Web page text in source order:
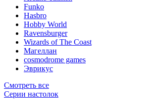
Funko
Hasbro
Hobby World
Ravensburger
Wizards of The Coast
Магеллан
сosmodrome games
Эврикус
Смотреть все
Серии настолок